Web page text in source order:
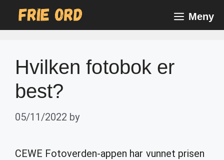
Meny
Hvilken fotobok er
best?
05/11/2022 by
CEWE Fotoverden-appen har vunnet prisen